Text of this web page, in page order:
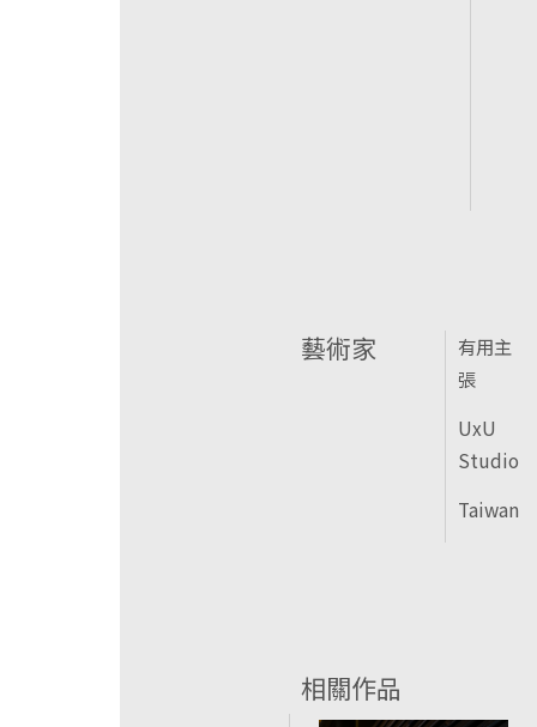
藝術家
有用主
張
UxU
Studio
Taiwan
相關作品